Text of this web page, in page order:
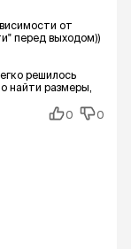
от
перед выходом))
решилось
найти размеры,
0
0